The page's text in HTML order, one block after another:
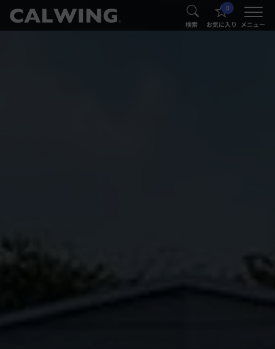
® 検索
0
お気に入り メニュー
®